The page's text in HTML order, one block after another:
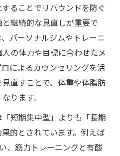
ることでリバウンドを防ぐ
継続的な見直しが重要で
パーソナルジムやトレーニ
の体力や目標に合わせたメ
によるカウンセリングを活
直すことで、体重や体脂肪
ります。
短期集中型」よりも「長期
的とされています。例えば
、筋力トレーニングと有酸